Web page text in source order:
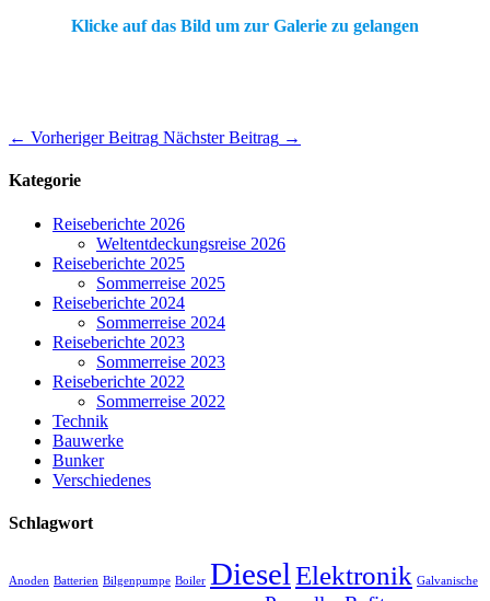
Klicke auf das Bild um zur Galerie zu gelangen
← Vorheriger Beitrag Nächster Beitrag →
Kategorie
Reiseberichte 2026
Weltentdeckungsreise 2026
Reiseberichte 2025
Sommerreise 2025
Reiseberichte 2024
Sommerreise 2024
Reiseberichte 2023
Sommerreise 2023
Reiseberichte 2022
Sommerreise 2022
Technik
Bauwerke
Bunker
Verschiedenes
Schlagwort
Anoden Batterien Bilgenpumpe Boiler Diesel Elektronik Galvanische